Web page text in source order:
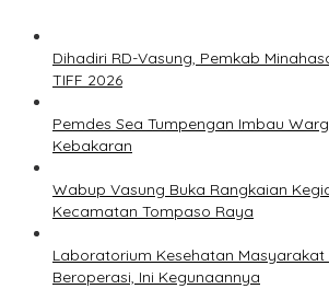
Dihadiri RD-Vasung, Pemkab
TIFF 2026
Pemdes Sea Tumpengan Imbau
Kebakaran
Wabup Vasung Buka Rangkaian
Kecamatan Tompaso Raya
Laboratorium Kesehatan Masyarakat
Beroperasi, Ini Kegunaannya